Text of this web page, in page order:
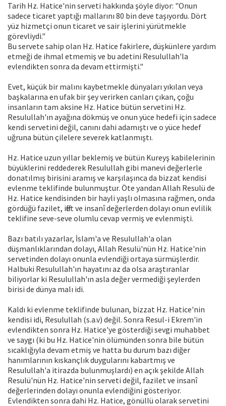
Tarih Hz. Hatice'nin serveti hakkında şöyle diyor: "Onun
sadece ticaret yaptığı mallarını 80 bin deve taşıyordu. Dört
yüz hizmetçi onun ticaret ve sair işlerini yürütmekle
görevliydi."
Bu servete sahip olan Hz. Hatice fakirlere, düşkünlere yardım
etmeği de ihmal etmemiş ve bu adetini Resulullah'la
evlendikten sonra da devam ettirmişti."
Evet, küçük bir malını kaybetmekle dünyaları yıkılan veya
başkalarına en ufak bir şey verirken canları çıkan, çoğu
insanların tam aksine Hz. Hatice bütün servetini Hz.
Resulullah'ın ayağına dökmüş ve onun yüce hedefi için sadece
kendi servetini değil, canını dahi adamıştı ve o yüce hedef
uğruna bütün çilelere severek katlanmıştı.
Hz. Hatice uzun yıllar beklemiş ve bütün Kureyş kabilelerinin
büyüklerini reddederek Resulullah gibi manevi değerlerle
donatılmış birisini aramış ve karşılaşınca da bizzat kendisi
evlenme teklifinde bulunmuştur. Öte yandan Allah Resulü de
Hz. Hatice kendisinden bir hayli yaşlı olmasına rağmen, onda
gördüğü fazilet, iffet ve insanî değerlerden dolayı onun evlilik
teklifine seve-seve olumlu cevap vermiş ve evlenmişti.
Bazı batılı yazarlar, İslam'a ve Resulullah'a olan
düşmanlıklarından dolayı, Allah Resulü'nün Hz. Hatice'nin
servetinden dolayı onunla evlendiği ortaya sürmüşlerdir.
Halbuki Resulullah'ın hayatını az da olsa araştıranlar
biliyorlar ki Resulullah'ın asla değer vermediği şeylerden
birisi de dünya malı idi.
Kaldı ki evlenme teklifinde bulunan, bizzat Hz. Hatice'nin
kendisi idi, Resulullah (s.a.v) değil. Sonra Resul-i Ekrem'in
evlendikten sonra Hz. Hatice'ye gösterdiği sevgi muhabbet
ve saygı (ki bu Hz. Hatice'nin ölümünden sonra bile bütün
sıcaklığıyla devam etmiş ve hatta bu durum bazı diğer
hanımlarının kıskançlık duygularını kabartmış ve
Resulullah'a itirazda bulunmuşlardı) en açık şekilde Allah
Resulü'nün Hz. Hatice'nin serveti değil, fazilet ve insanî
değerlerinden dolayı onunla evlendiğini gösteriyor.
Evlendikten sonra dahi Hz. Hatice, gönüllü olarak servetini